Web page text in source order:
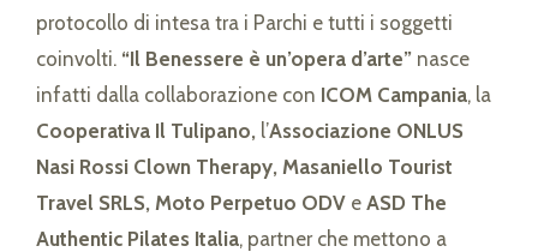
protocollo di intesa tra i Parchi e tutti i soggetti
coinvolti. “Il Benessere è un’opera d’arte” nasce
infatti dalla collaborazione con ICOM Campania, la
Cooperativa Il Tulipano, l’Associazione ONLUS
Nasi Rossi Clown Therapy, Masaniello Tourist
Travel SRLS, Moto Perpetuo ODV e ASD The
Authentic Pilates Italia, partner che mettono a